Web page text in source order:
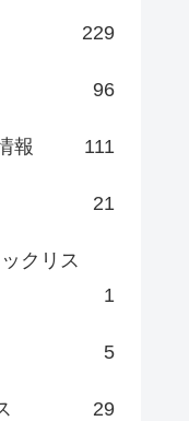
229
96
報 111
21
クリス
1
5
29